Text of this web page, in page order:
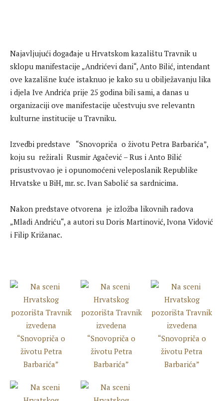
Najavljujući događaje u Hrvatskom kazalištu Travnik u
sklopu manifestacije „Andrićevi dani“, Anto Bilić, intendant
ove kazališne kuće istaknuo je kako su u obilježavanju lika
i djela Ive Andrića prije 25 godina bili sami, a danas u
organizaciji ove manifestacije učestvuju sve relevantn
kulturne institucije u Travniku.
Izvedbi predstave “Snovopriča o životu Petra Barbarića”,
koju su režirali Rusmir Agačević – Rus i Anto Bilić
prisustvovao je i opunomoćeni veleposlanik Republike
Hrvatske u BiH, mr. sc. Ivan Sabolić sa sardnicima.
Nakon predstave otvorena je izložba likovnih radova
„Mladi Andriću“, a autori su Doris Martinović, Ivona Vidović
i Filip Križanac.